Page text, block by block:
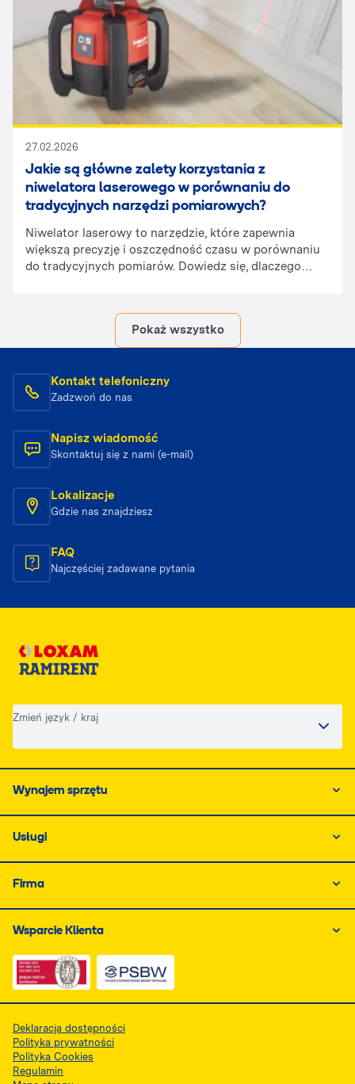
marketu budowlanego może być dość kosztowny. Czy
da się jakoś rozwiązać ten problem? Sprawdźmy.
27.02.2026
Jakie są główne zalety korzystania z
niwelatora laserowego w porównaniu do
tradycyjnych narzędzi pomiarowych?
Niwelator laserowy to narzędzie, które zapewnia
większą precyzję i oszczędność czasu w porównaniu
do tradycyjnych pomiarów. Dowiedz się, dlaczego
Pokaż wszystko
Kontakt telefoniczny
Zadzwoń do nas
Napisz wiadomość
Skontaktuj się z nami (e-mail)
Lokalizacje
Gdzie nas znajdziesz
FAQ
Najczęściej zadawane pytania
Zmień język / kraj
Wynajem sprzętu
Usługi
Firma
Wsparcie Klienta
Link do dokumentu PDF z certyfikatem ISO, otwiera
Link do dokumentu PDF z certyfikatem
Deklaracja dostępności
Polityka prywatności
Polityka Cookies
Regulamin